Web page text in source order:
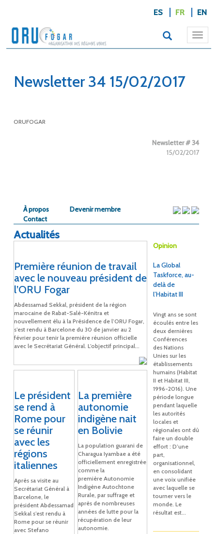
ES FR EN
Newsletter 34 15/02/2017
ORUFOGAR
Newsletter # 34
15/02/2017
À propos
Devenir membre
Contact
Actualités
Première réunion de travail
avec le nouveau président de
l’ORU Fogar
Abdessamad Sekkal, président de la région
marocaine de Rabat-Salé-Kénitra et
nouvellement élu à la Présidence de l’ORU Fogar,
s’est rendu à Barcelone du 30 de janvier au 2
février pour tenir la première réunion officielle
avec le Secrétariat Général. L’objectif principal...
Le président
se rend à
Rome pour
se réunir
avec les
régions
italiennes
Après sa visite au
Secrétariat Général à
Barcelone, le
président Abdessamad
Sekkal s’est rendu à
Rome pour se réunir
avec Stefano
La première
autonomie
indigène nait
en Bolivie
La population guarani de
Charagua Iyambae a été
officiellement enregistrée
comme la
première Autonomie
Indigène Autochtone
Rurale, par suffrage et
après de nombreuses
années de lutte pour la
récupération de leur
autonomie.
Opinion
La Global
Taskforce, au-
delà de
l’Habitat III
Vingt ans se sont
écoulés entre les
deux dernières
Conférences
des Nations
Unies sur les
établissements
humains (Habitat
II et Habitat III,
1996-2016). Une
période longue
pendant laquelle
les autorités
locales et
régionales ont dû
faire un double
effort : D’une
part,
organisationnel,
en consolidant
une voix unifiée
avec laquelle se
tourner vers le
monde. Le
résultat est...